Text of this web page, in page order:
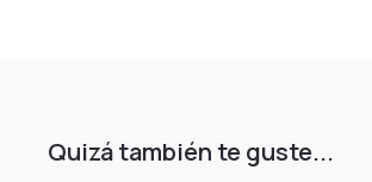
Quizá también te guste...